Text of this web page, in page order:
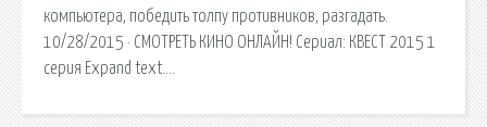
компьютера, победить толпу противников, разгадать.
10/28/2015 · СМОТРЕТЬ КИНО ОНЛАЙН! Сериал: КВЕСТ 2015 1
серия Expand text….